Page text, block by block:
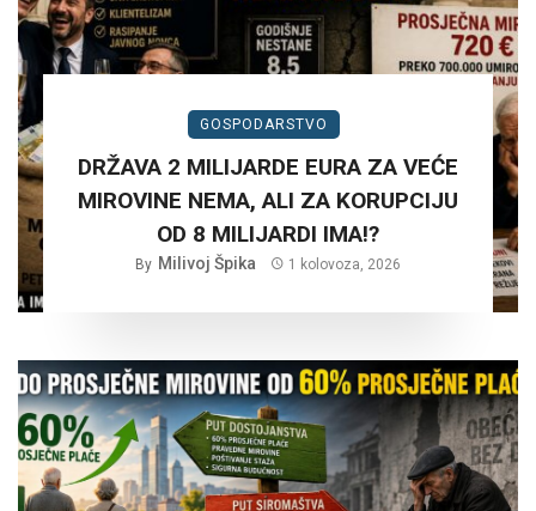
GOSPODARSTVO
DRŽAVA 2 MILIJARDE EURA ZA VEĆE
MIROVINE NEMA, ALI ZA KORUPCIJU
OD 8 MILIJARDI IMA!?
By Milivoj Špika 1 kolovoza, 2026